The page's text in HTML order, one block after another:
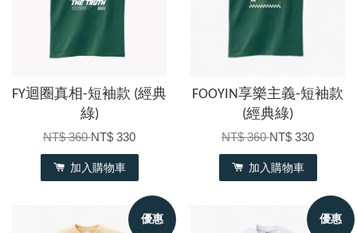
FY迴圈真相-短袖款 (經典
綠)
NT$ 360NT$ 330
加入購物車
FOOYIN享樂主義-短袖款
(經典綠)
NT$ 360NT$ 330
加入購物車
優惠 優惠